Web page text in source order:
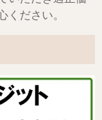
ください。